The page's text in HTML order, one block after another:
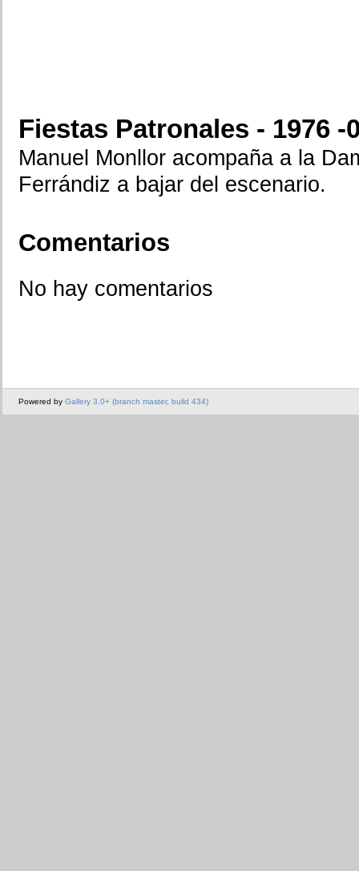
Fiestas Patronales - 1976 -
Manuel Monllor acompaña a la
Ferrándiz a bajar del escenario.
Comentarios
No hay comentarios
Powered by Gallery 3.0+ (branch master, build 434)